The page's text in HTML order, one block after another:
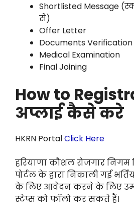
Shortlisted Message
से)
Offer Letter
Documents Verification
Medical Examination
Final Joining
How to
अप्लाई कैसे करे
HKRN PortalClick Here
हरियाणा कौशल रोजगार निगम
पोर्टल के द्वारा निकाली गई
के लिए आवेदन करने के लिए
स्टेप्स को फॉलो कर सकते हैं।